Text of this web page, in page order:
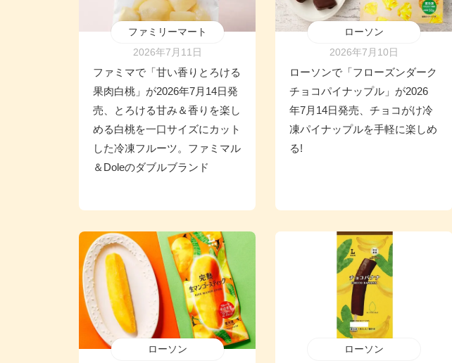
ファミリーマート
2026年7月11日
ファミマで「甘い香りとろける
果肉白桃」が2026年7月14日発
売、とろける甘み＆香りを楽し
める白桃を一口サイズにカット
した冷凍フルーツ。ファミマル
＆Doleのダブルブランド
ローソン
2026年7月10日
ローソンで「フローズンダーク
チョコパイナップル」が2026
年7月14日発売、チョコがけ冷
凍パイナップルを手軽に楽しめ
る!
ローソン
ローソン